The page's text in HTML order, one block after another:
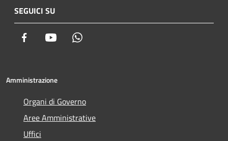
SEGUICI SU
Facebook Youtube
Amministrazione
Organi di Governo
Aree Amministrative
Uffici